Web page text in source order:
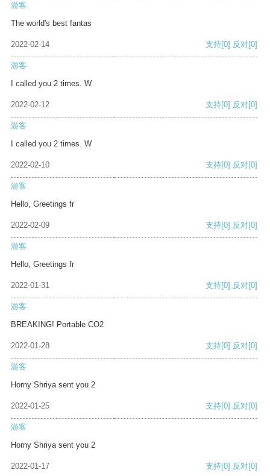
游客
The world's best fantas
2022-02-14 支持[0] 反对[0]
游客
I called you 2 times. W
2022-02-12 支持[0] 反对[0]
游客
I called you 2 times. W
2022-02-10 支持[0] 反对[0]
游客
Hello, Greetings fr
2022-02-09 支持[0] 反对[0]
游客
Hello, Greetings fr
2022-01-31 支持[0] 反对[0]
游客
BREAKING! Portable CO2
2022-01-28 支持[0] 反对[0]
游客
Horny Shriya sent you 2
2022-01-25 支持[0] 反对[0]
游客
Horny Shriya sent you 2
2022-01-17 支持[0] 反对[0]